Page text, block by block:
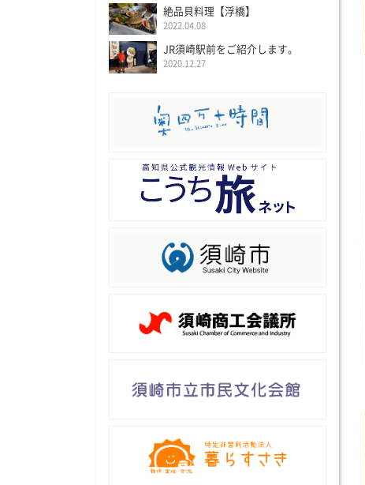
絶品貝料理【浮橋】
2022.04.08
JR須崎駅前をご紹介します。
2020.12.27